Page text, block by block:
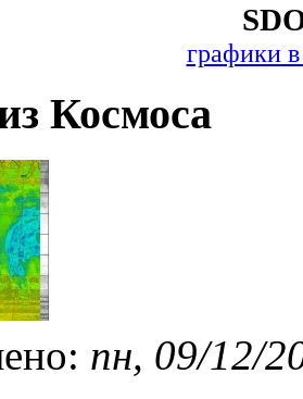
графики
Космоса
пн, 09/12/